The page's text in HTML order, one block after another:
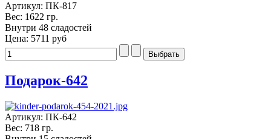
Артикул: ПК-817
Вес: 1622 гр.
Внутри 48 сладостей
Цена: 5711 руб
Подарок-642
Артикул: ПК-642
Вес: 718 гр.